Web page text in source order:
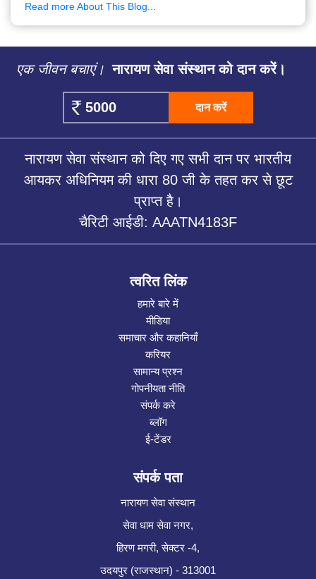
Read more About This Blog...
एक जीवन बचाएं। नारायण सेवा संस्थान को दान करें।
दान करें
नारायण सेवा संस्थान को दिए गए सभी दान पर भारतीय
आयकर अधिनियम की धारा 80 जी के तहत कर से छूट
प्राप्त है।
चैरिटी आईडी: AAATN4183F
त्वरित लिंक
हमारे बारे में
मीडिया
समाचार और कहानियाँ
करियर
सामान्य प्रश्न
गोपनीयता नीति
संपर्क करे
ब्लॉग
ई-टेंडर
संपर्क पता
नारायण सेवा संस्थान
सेवा धाम सेवा नगर,
हिरण मगरी, सेक्टर -4,
उदयपुर (राजस्थान) - 313001